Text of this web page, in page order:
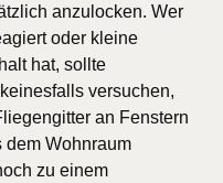
anzulocken. Wer
oder kleine
hat, sollte
versuchen,
an Fenstern
dem Wohnraum
zu einem